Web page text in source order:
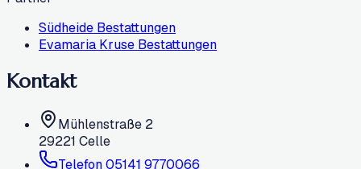
Südheide Bestattungen
Evamaria Kruse Bestattungen
Kontakt
Mühlenstraße 2
29221 Celle
Telefon05141 9770066